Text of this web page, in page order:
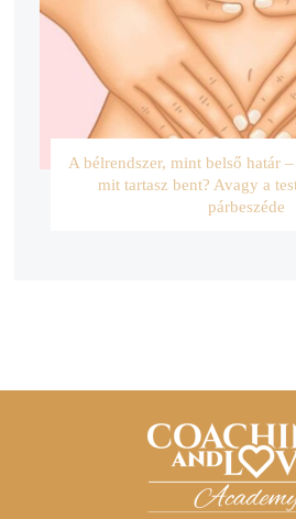
A bélrendszer, mint belső határ
mit tartasz bent? Avagy a
párbeszéde